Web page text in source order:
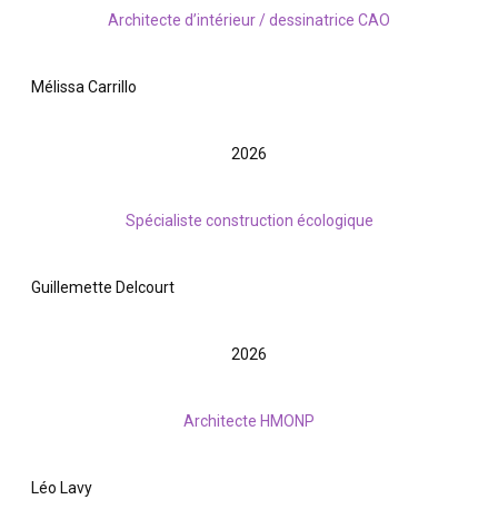
Architecte d’intérieur / dessinatrice CAO
Mélissa Carrillo
2026
Spécialiste construction écologique
Guillemette Delcourt
2026
Architecte HMONP
Léo Lavy